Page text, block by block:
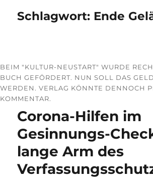
Schlagwort: Ende
BEIM "KULTUR-NEUSTART" WURDE
BUCH GEFÖRDERT. NUN SOLL DAS
WERDEN. VERLAG KÖNNTE DENNOCH
KOMMENTAR.
Corona-Hilfen im
Gesinnungs-
lange Arm des